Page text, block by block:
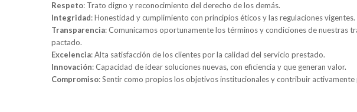
Respeto: Trato digno y reconocimiento del derecho de los demás.
Integridad: Honestidad y cumplimiento con principios éticos y las regulaciones vigentes.
Transparencia: Comunicamos oportunamente los términos y condiciones de nuestras
pactado.
Excelencia: Alta satisfacción de los clientes por la calidad del servicio prestado.
Innovación: Capacidad de idear soluciones nuevas, con eficiencia y que generan valor.
Compromiso: Sentir como propios los objetivos institucionales y contribuir activamente